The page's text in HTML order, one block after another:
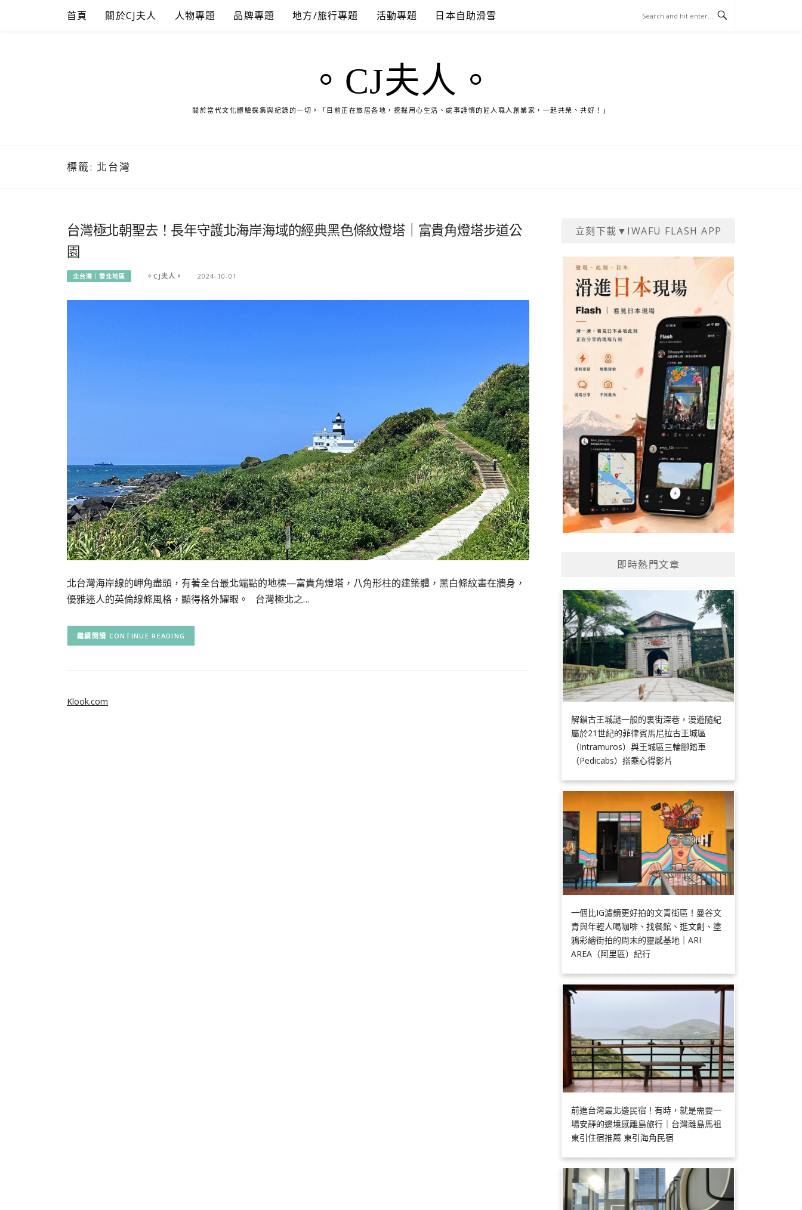
首頁 關於CJ夫人 人物專題 品牌專題 地方/旅行專題 活動專題 日本自助滑雪
。CJ夫人。
關於當代文化體驗採集與紀錄的一切。「目前正在旅居各地，挖掘用心生活、處事謹慎的匠人職人創業家，一起共榮、共好！」
標籤: 北台灣
台灣極北朝聖去！長年守護北海岸海域的經典黑色條紋燈塔｜富貴角燈塔步道公
園
北台灣｜雙北地區 。CJ夫人。 2024-10-01
北台灣海岸線的岬角盡頭，有著全台最北端點的地標—富貴角燈塔，八角形柱的建築體，黑白條紋畫在牆身，
優雅迷人的英倫線條風格，顯得格外耀眼。 台灣極北之…
CONTINUE READING
立刻下載▼IWAFU FLASH APP
即時熱門文章
解鎖古王城謎一般的裏街深巷，漫遊隨紀
屬於21世紀的菲律賓馬尼拉古王城區
（Intramuros）與王城區三輪腳踏車
（Pedicabs）搭乘心得影片
一個比IG濾鏡更好拍的文青街區！曼谷文
青與年輕人喝咖啡、找餐館、逛文創、塗
鴉彩繪街拍的周末的靈感基地｜ARI
AREA（阿里區）紀行
前進台灣最北邊民宿！有時，就是需要一
場安靜的邊境感離島旅行｜台灣離島馬祖
東引住宿推薦 東引海角民宿
Klook.com